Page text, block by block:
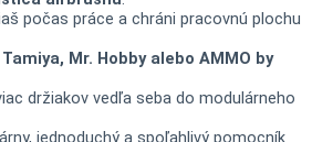
počas práce a chráni pracovnú plochu
Tamiya, Mr. Hobby alebo AMMO by
držiakov vedľa seba do modulárneho
jednoduchý a spoľahlivý pomocník